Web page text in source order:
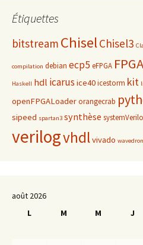
Étiquettes
bitstream ChiselChisel3
compilation debian ecp5eFPGA FPGA
Haskell hdl icarusice40icestorm kit
openFPGALoaderorangecrab
sipeed spartan3 synthèse
verilogvhdlvivado
août 2026
L
M M J